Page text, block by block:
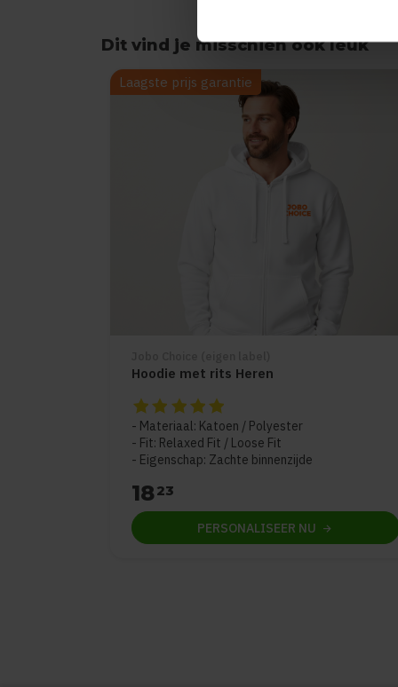
Dit vind je misschien ook leuk
Items van productcarrousel
Laagste prijs garantie
Hoodie met rits Heren
De beoordeling van dit product is
Materiaal: Katoen / Polyester
Fit: Relaxed Fit / Loose Fit
Eigenschap: Zachte binnenzijde
1823
PERSONALISEER NU